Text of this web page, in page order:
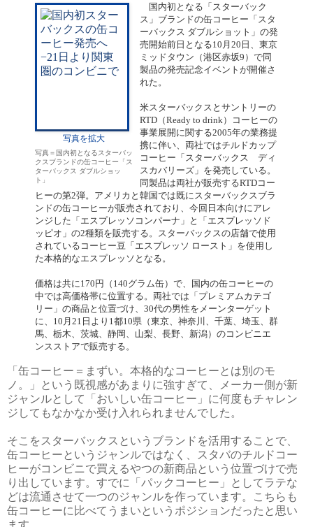
写真を拡大
写真＝国内初となるスターバッ
クスブランドの缶コーヒー「ス
ターバックス ダブルショッ
ト」
国内初となる「スターバック
ス」ブランドの缶コーヒー「スタ
ーバックス ダブルショット」の発
売開始前日となる10月20日、東京
ミッドタウン（港区赤坂9）で同
製品の発売記念イベントが開催さ
れた。
米スターバックスとサントリーの
RTD（Ready to drink）コーヒーの
事業展開に関する2005年の業務提
携に伴い、両社ではチルドカップ
コーヒー「スターバックス ディ
スカバリーズ」を発売している。
同製品は両社が販売するRTDコー
ヒーの第2弾。アメリカと韓国では既にスターバックスブラ
ンドの缶コーヒーが販売されており、今回日本向けにアレ
ンジした「エスプレッソコンパーナ」と「エスプレッソド
ッピオ」の2種類を販売する。スターバックスの店舗で使用
されているコーヒー豆「エスプレッソ ロースト」を使用し
た本格的なエスプレッソとなる。
価格は共に170円（140グラム缶）で、国内の缶コーヒーの
中では高価格帯に位置する。両社では「プレミアムカテゴ
リー」の商品と位置づけ、30代の男性をメーンターゲット
に、10月21日より1都10県（東京、神奈川、千葉、埼玉、群
馬、栃木、茨城、静岡、山梨、長野、新潟）のコンビニエ
ンスストアで販売する。
「缶コーヒー＝まずい。本格的なコーヒーとは別のモ
ノ。」という既視感があまりに強すぎて、メーカー側が新
ジャンルとして「おいしい缶コーヒー」に何度もチャレン
ジしてもなかなか受け入れられませんでした。
そこをスターバックスというブランドを活用することで、
缶コーヒーというジャンルではなく、スタバのチルドコー
ヒーがコンビニで買えるやつの新商品という位置づけで売
り出しています。すでに「パックコーヒー」としてラテな
どは流通させて一つのジャンルを作っています。こちらも
缶コーヒーに比べてうまいというポジションだったと思い
ます。